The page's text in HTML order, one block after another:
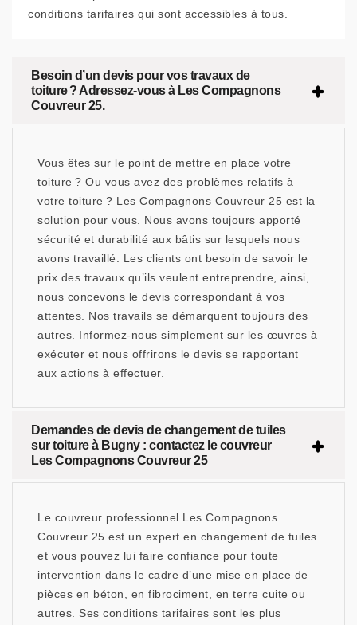
conditions tarifaires qui sont accessibles à tous.
Besoin d’un devis pour vos travaux de
toiture ? Adressez-vous à Les Compagnons
Couvreur 25.
Vous êtes sur le point de mettre en place votre
toiture ? Ou vous avez des problèmes relatifs à
votre toiture ? Les Compagnons Couvreur 25 est la
solution pour vous. Nous avons toujours apporté
sécurité et durabilité aux bâtis sur lesquels nous
avons travaillé. Les clients ont besoin de savoir le
prix des travaux qu’ils veulent entreprendre, ainsi,
nous concevons le devis correspondant à vos
attentes. Nos travails se démarquent toujours des
autres. Informez-nous simplement sur les œuvres à
exécuter et nous offrirons le devis se rapportant
aux actions à effectuer.
Demandes de devis de changement de tuiles
sur toiture à Bugny : contactez le couvreur
Les Compagnons Couvreur 25
Le couvreur professionnel Les Compagnons
Couvreur 25 est un expert en changement de tuiles
et vous pouvez lui faire confiance pour toute
intervention dans le cadre d’une mise en place de
pièces en béton, en fibrociment, en terre cuite ou
autres. Ses conditions tarifaires sont les plus